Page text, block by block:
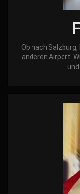
Ob nach
anderen Airport.